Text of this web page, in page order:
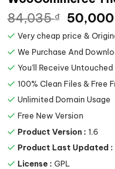
84,035₫ Giá
gốc
là:
84,035
50,000
Very cheap price &
We Purchase And
You’ll Receive
100% Clean Files & Free
Unlimited Domain Usage
Free New Version
Product Version : 1.6
Product Last Updated :
License : GPL